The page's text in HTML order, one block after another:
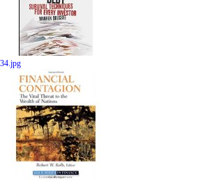
34.jpg